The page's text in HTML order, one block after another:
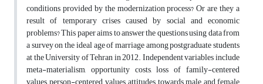
conditions provided by the modernization process? Or are they a
result of temporary crises caused by social and economic
problems? This paper aims to answer the questions using data from
a survey on the ideal age of marriage among postgraduate students
at the University of Tehran in 2012. Independent variables include
meta-materialism, opportunity costs, loss of family-centered